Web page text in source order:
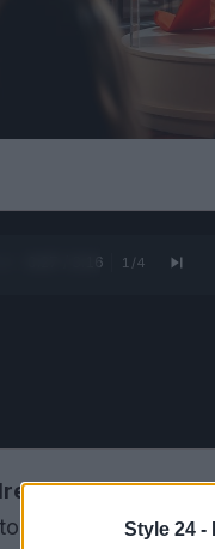
Style 24 -
0:28 / 3:16 1 /4
, indossato da
al celebre museo